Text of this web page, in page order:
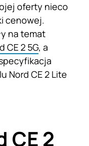
oferty nieco
cenowej.
na temat
CE 2 5G, a
Nord CE 2 Lite
CE 2